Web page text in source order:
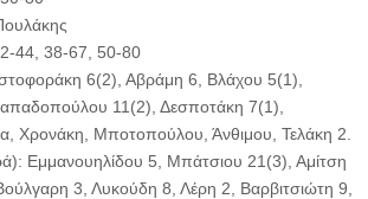
44, 38-67, 50-80
6(2), Αβράμη 6, Βλάχου 5(1),
11(2), Δεσποτάκη 7(1),
Χρονάκη, Μποτοπούλου, Άνθιμου, Τελάκη 2.
Εμμανουηλίδου 5, Μπάτσιου 21(3), Αμίτση
3, Λυκούδη 8, Λέρη 2, Βαρβιτσιώτη 9,